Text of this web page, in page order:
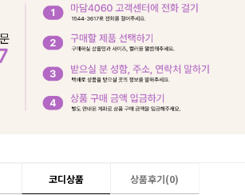
코디상품 상품후기(0)